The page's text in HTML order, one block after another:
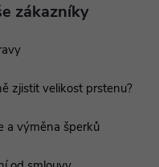
zákazníky
zjistit velikost prstenu?
a výměna šperků